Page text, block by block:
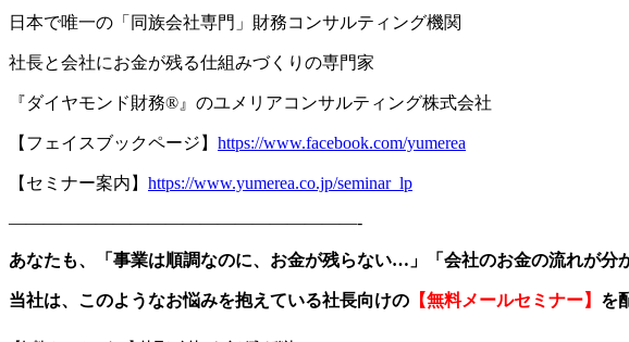
日本で唯一の「同族会社専門」財務コンサルティング機関
社長と会社にお金が残る仕組みづくりの専門家
『ダイヤモンド財務® 』のユメリアコンサルティング株式会社
【フェイスブックページ】 https://www.facebook.com/yumerea
【セミナー案内】 https://www.yumerea.co.jp/seminar_lp
————————————————————-
あなたも、「事業は順調なのに、お金が残らない… 」「会社のお金の流れが分
当社は、このようなお悩みを抱えている社長向けの 【無料メールセミナー】 を